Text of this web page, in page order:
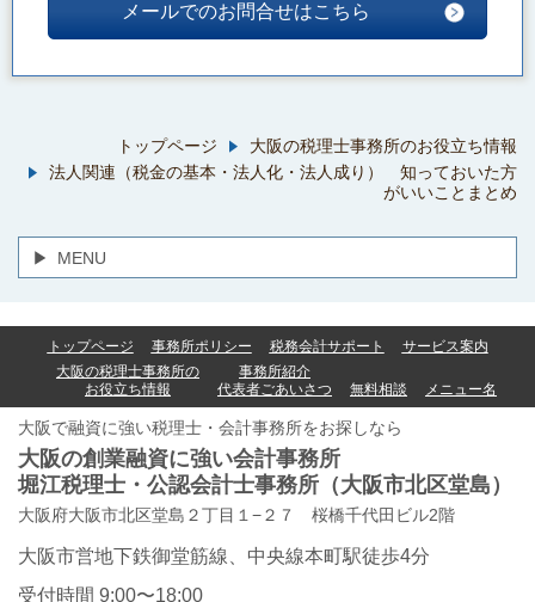
メールでのお問合せはこちら
トップページ
大阪の税理士事務所のお役立ち情報
法人関連（税金の基本・法人化・法人成り） 知っておいた方
がいいことまとめ
MENU
トップページ 事務所ポリシー 税務会計サポート
サービス案内
大阪の税理士事務所の
お役立ち情報
事務所紹介
代表者ごあいさつ
無料相談 メニュー名
大阪で融資に強い税理士・会計事務所をお探しなら
大阪の創業融資に強い会計事務所
堀江税理士・公認会計士事務所 （大阪市北区堂島）
大阪府大阪市北区堂島２丁目１−２７ 桜橋千代田ビル2階
大阪市営地下鉄御堂筋線、中央線本町駅徒歩4分
受付時間 9:00〜18:00